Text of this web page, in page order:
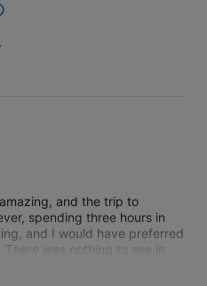
and the trip to
spending three hours in
and I would have preferred
was nothing to see in